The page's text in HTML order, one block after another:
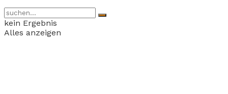
kein Ergebnis
Alles anzeigen